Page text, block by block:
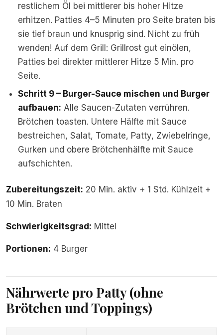
restlichem Öl bei mittlerer bis hoher Hitze
erhitzen. Patties 4–5 Minuten pro Seite braten bis
sie tief braun und knusprig sind. Nicht zu früh
wenden! Auf dem Grill: Grillrost gut einölen,
Patties bei direkter mittlerer Hitze 5 Min. pro
Seite.
Schritt 9 – Burger-Sauce mischen und Burger
aufbauen: Alle Saucen-Zutaten verrühren.
Brötchen toasten. Untere Hälfte mit Sauce
bestreichen, Salat, Tomate, Patty, Zwiebelringe,
Gurken und obere Brötchenhälfte mit Sauce
aufschichten.
Zubereitungszeit: 20 Min. aktiv + 1 Std. Kühlzeit +
10 Min. Braten
Schwierigkeitsgrad: Mittel
Portionen: 4 Burger
Nährwerte pro Patty (ohne
Brötchen und Toppings)